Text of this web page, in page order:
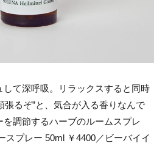
して深呼吸。リラックスすると同時
張るぞ”と、気合が入る香りなんで
調節するハーブのルームスプレ
スプレー 50ml ￥4400／ビーバイイ